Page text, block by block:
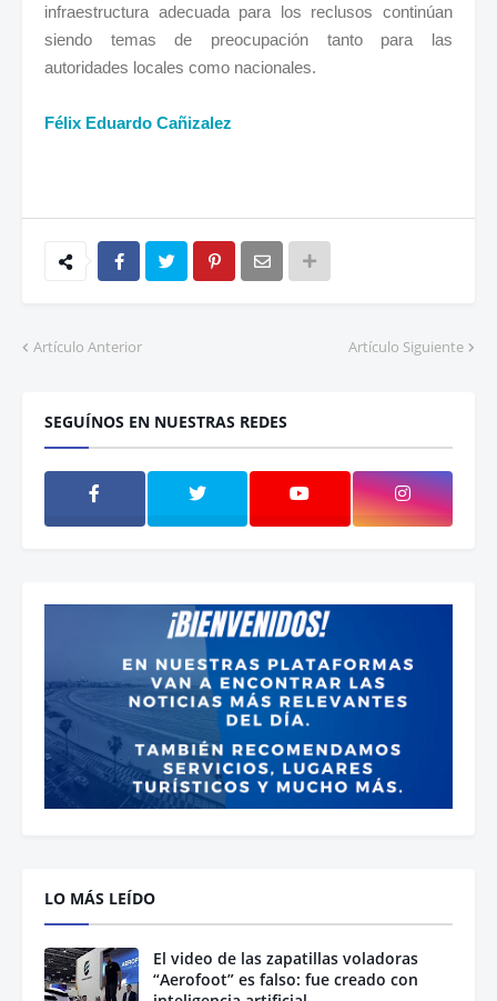
infraestructura adecuada para los reclusos continúan
siendo temas de preocupación tanto para las
autoridades locales como nacionales.
Félix Eduardo Cañizalez
Artículo Anterior Artículo Siguiente
SEGUÍNOS EN NUESTRAS REDES
LO MÁS LEÍDO
El video de las zapatillas voladoras
“Aerofoot” es falso: fue creado con